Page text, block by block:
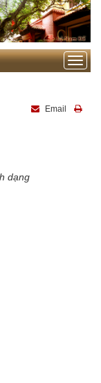
Toggle
Email
dạng